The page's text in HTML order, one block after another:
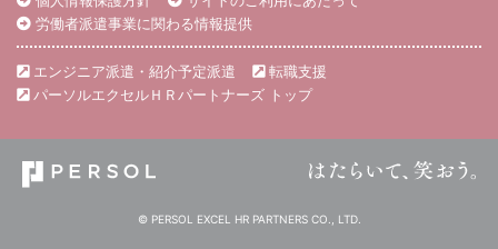
労働者派遣事業に関わる情報提供
エンジニア派遣・紹介予定派遣
転職支援
パーソルエクセルＨＲパートナーズ トップ
© PERSOL EXCEL HR PARTNERS CO., LTD.